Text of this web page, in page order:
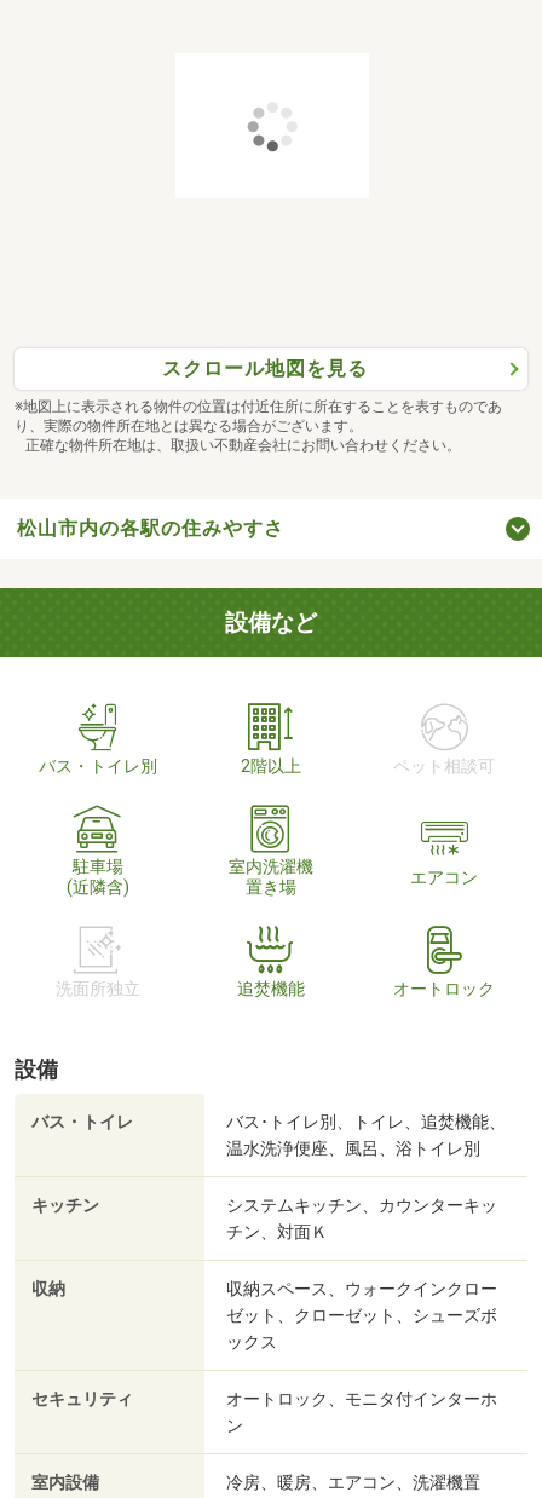
スクロール地図を見る
※地図上に表示される物件の位置は付近住所に所在することを表すものであ
り、実際の物件所在地とは異なる場合がございます。
正確な物件所在地は、取扱い不動産会社にお問い合わせください。
松山市内の各駅の住みやすさ
設備など
バス・トイレ別 2階以上 ペット相談可
駐車場
(近隣含)
室内洗濯機
置き場
エアコン
洗面所独立 追焚機能 オートロック
設備
バス・トイレ
バス･トイレ別、トイレ、追焚機能、
温水洗浄便座、風呂、浴トイレ別
キッチン
システムキッチン、カウンターキッ
チン、対面Ｋ
収納
収納スペース、ウォークインクロー
ゼット、クローゼット、シューズボ
ックス
セキュリティ
オートロック、モニタ付インターホ
ン
室内設備
冷房、暖房、エアコン、洗濯機置